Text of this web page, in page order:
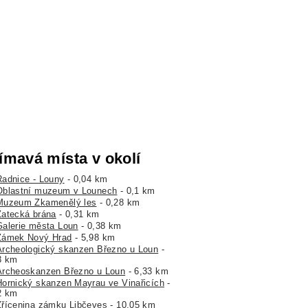
místa v okolí
- Louny - 0,04 km
muzeum v Lounech - 0,1 km
Zkamenělý les - 0,28 km
brána- 0,31 km
města Loun - 0,38 km
Nový Hrad - 5,98 km
skanzen Březno u Loun -
km
Březno u Loun - 6,33 km
skanzen Mayrau ve Vinařicích -
km
zámku Libčeves - 10,05 km